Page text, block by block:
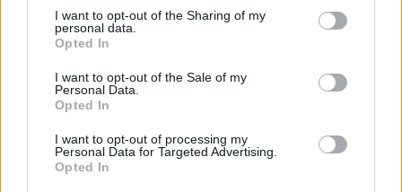
not limited to your visit or usage behaviour. You may click to
grant or deny consent to Google and its third-party tags to
use your data for below specified purposes in below Google
consent section.
I want to opt-out of the Sharing of my
personal data.
Opted In
I want to opt-out of the Sale of my
Personal Data.
Opted In
I want to opt-out of processing my
Personal Data for Targeted Advertising.
Opted In